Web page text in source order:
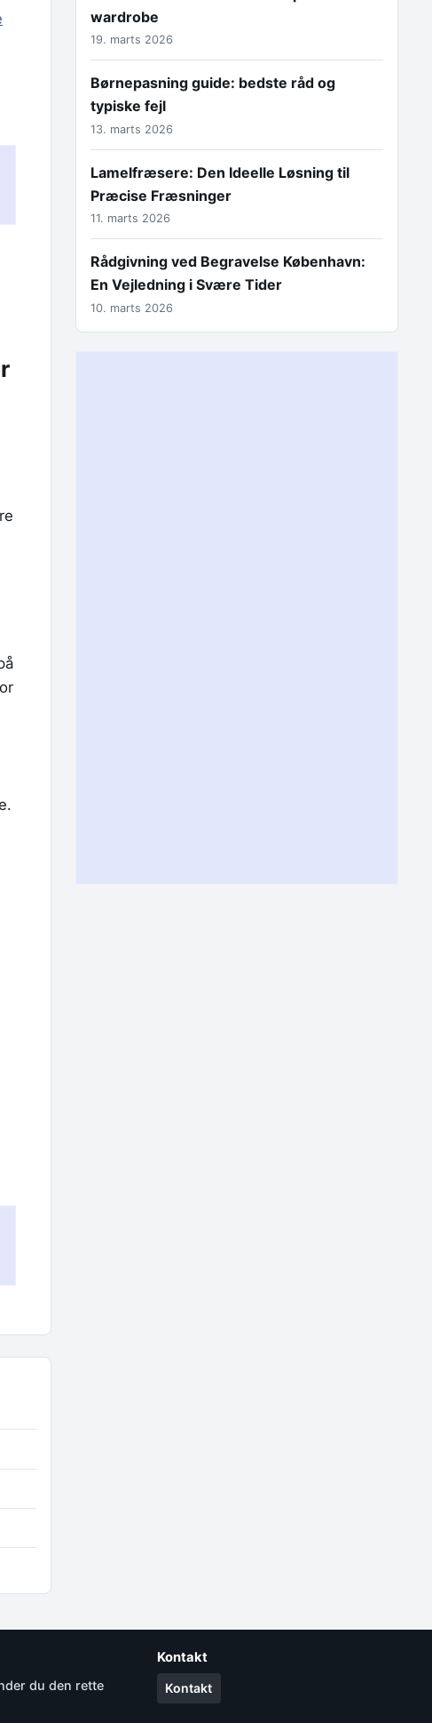
wardrobe
19. marts 2026
Børnepasning guide: bedste råd og
typiske fejl
13. marts 2026
Lamelfræsere: Den Ideelle Løsning til
Præcise Fræsninger
11. marts 2026
Rådgivning ved Begravelse København:
En Vejledning i Svære Tider
10. marts 2026
du den rette
Kontakt
Kontakt